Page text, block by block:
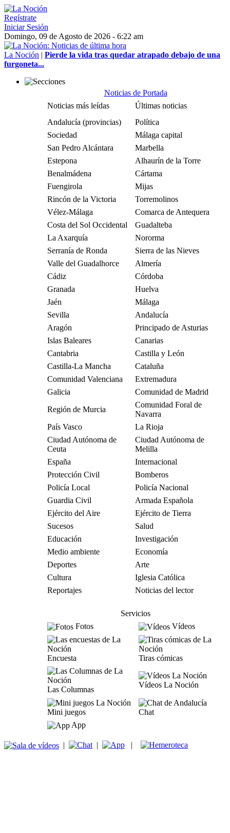
Regístrate
Iniciar Sesión
Domingo, 09 de Agosto de 2026 - 6:22 am
La Noción | Pierde la vida tras quedar atrapado debajo de una
furgoneta...
Noticias de Portada
Noticias más leídas
Últimas noticias
Andalucía (provincias)
Política
Sociedad
Málaga capital
San Pedro Alcántara
Marbella
Estepona
Alhaurín de la Torre
Benalmádena
Cártama
Fuengirola
Mijas
Rincón de la Victoria
Torremolinos
Vélez-Málaga
Comarca de Antequera
Costa del Sol Occidental
Guadalteba
La Axarquía
Nororma
Serranía de Ronda
Sierra de las Nieves
Valle del Guadalhorce
Almería
Cádiz
Córdoba
Granada
Huelva
Jaén
Málaga
Sevilla
Andalucía
Aragón
Principado de Asturias
Islas Baleares
Canarias
Cantabria
Castilla y León
Castilla-La Mancha
Cataluña
Comunidad Valenciana
Extremadura
Galicia
Comunidad de Madrid
Región de Murcia
Comunidad Foral de
Navarra
País Vasco
La Rioja
Ciudad Autónoma de
Ceuta
Ciudad Autónoma de
Melilla
España
Internacional
Protección Civil
Bomberos
Policía Local
Policía Nacional
Guardia Civil
Armada Española
Ejército del Aire
Ejército de Tierra
Sucesos
Salud
Educación
Investigación
Medio ambiente
Economía
Deportes
Arte
Cultura
Iglesia Católica
Reportajes
Noticias del lector
Servicios
Fotos
Vídeos
Encuesta Tiras cómicas
Las Columnas
Vídeos La Noción
Mini juegos
Chat
App
| | |